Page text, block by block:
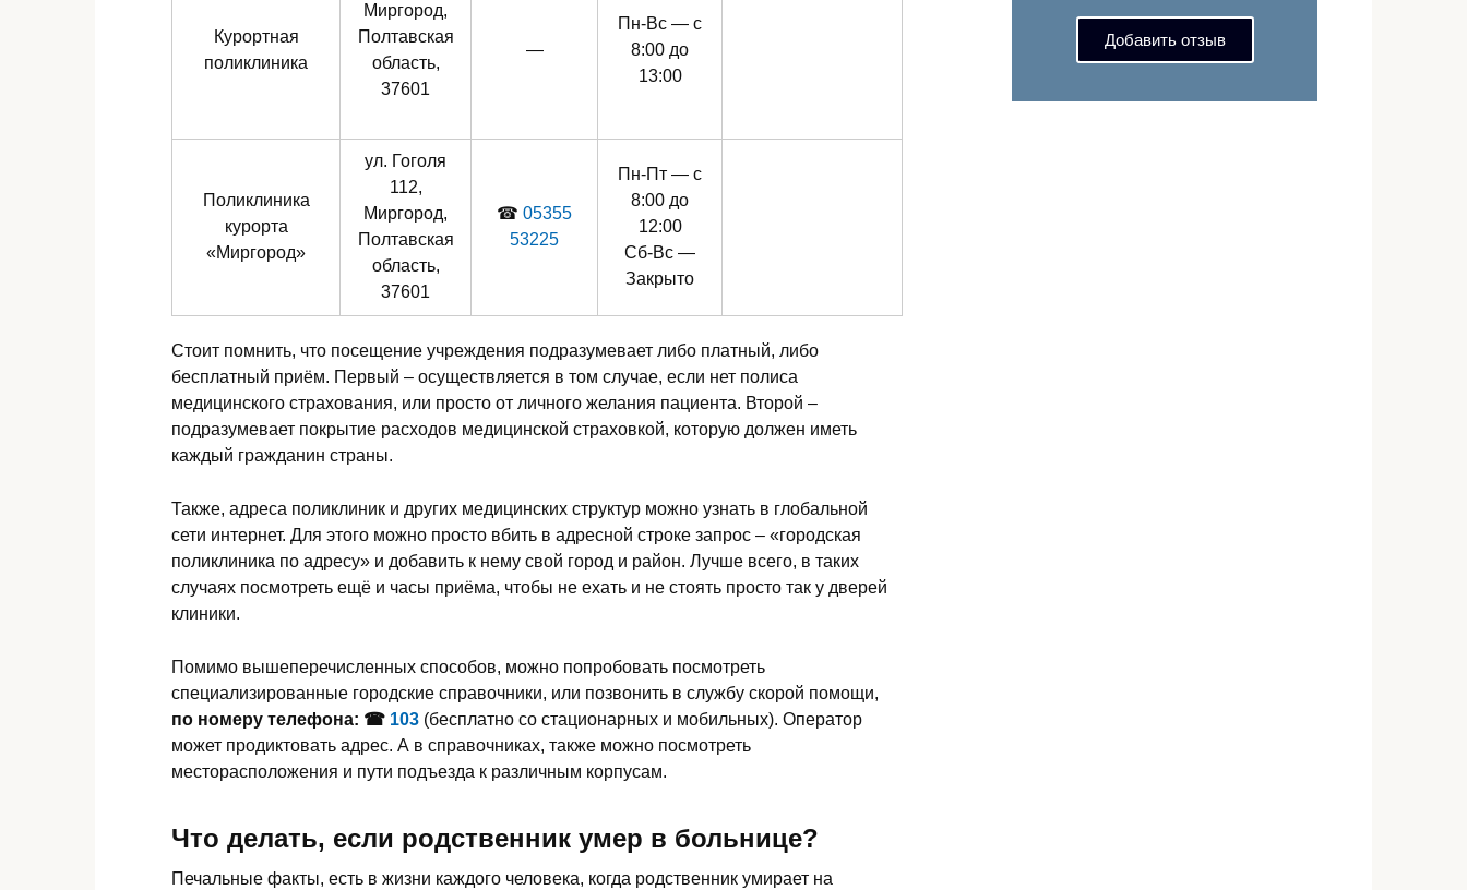
Курортная
поликлиника
Миргород,
Полтавская
область,
37601
—
Пн-Вс — с
8:00 до
13:00
Поликлиника
курорта
«Миргород»
ул. Гоголя
112,
Миргород,
Полтавская
область,
37601
☎ 05355
53225
Пн-Пт — с
8:00 до
12:00
Сб-Вс —
Закрыто
Стоит помнить, что посещение учреждения подразумевает либо платный, либо
бесплатный приём. Первый – осуществляется в том случае, если нет полиса
медицинского страхования, или просто от личного желания пациента. Второй –
подразумевает покрытие расходов медицинской страховкой, которую должен иметь
каждый гражданин страны.
Также, адреса поликлиник и других медицинских структур можно узнать в глобальной
сети интернет. Для этого можно просто вбить в адресной строке запрос – «городская
поликлиника по адресу» и добавить к нему свой город и район. Лучше всего, в таких
случаях посмотреть ещё и часы приёма, чтобы не ехать и не стоять просто так у дверей
клиники.
Помимо вышеперечисленных способов, можно попробовать посмотреть
специализированные городские справочники, или позвонить в службу скорой помощи,
по номеру телефона: ☎ 103 (бесплатно со стационарных и мобильных). Оператор
может продиктовать адрес. А в справочниках, также можно посмотреть
месторасположения и пути подъезда к различным корпусам.
Что делать, если родственник умер в больнице?
Печальные факты, есть в жизни каждого человека, когда родственник умирает на
Добавить отзыв